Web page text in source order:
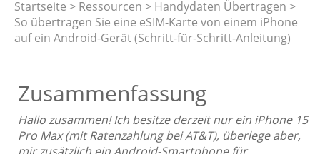
Startseite > Ressourcen > Handydaten Übertragen >
So übertragen Sie eine eSIM-Karte von einem iPhone
auf ein Android-Gerät (Schritt-für-Schritt-Anleitung)
Zusammenfassung
Hallo zusammen! Ich besitze derzeit nur ein iPhone 15
Pro Max (mit Ratenzahlung bei AT&T), überlege aber,